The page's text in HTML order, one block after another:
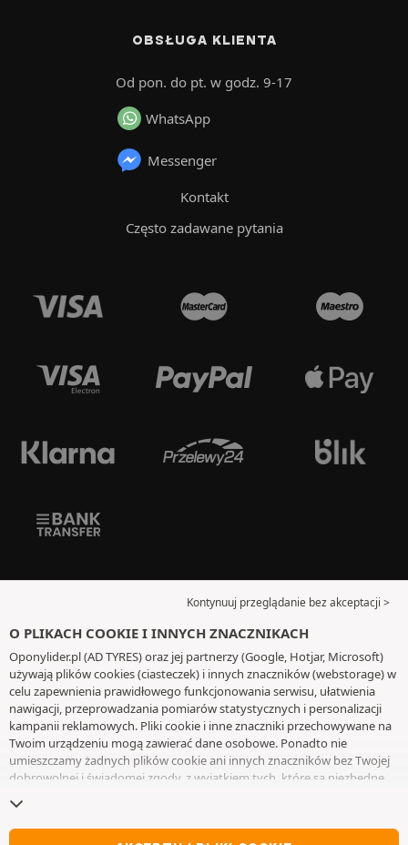
OBSŁUGA KLIENTA
Od pon. do pt. w godz. 9-17
WhatsApp
Messenger
Kontakt
Często zadawane pytania
Kontynuuj przeglądanie bez akceptacji >
O PLIKACH COOKIE I INNYCH ZNACZNIKACH
Oponylider.pl (AD TYRES) oraz jej partnerzy (Google, Hotjar, Microsoft)
używają plików cookies (ciasteczek) i innych znaczników (webstorage) w
celu zapewnienia prawidłowego funkcjonowania serwisu, ułatwienia
nawigacji, przeprowadzania pomiarów statystycznych i personalizacji
kampanii reklamowych. Pliki cookie i inne znaczniki przechowywane na
Twoim urządzeniu mogą zawierać dane osobowe. Ponadto nie
umieszczamy żadnych plików cookie ani innych znaczników bez Twojej
dobrowolnej i świadomej zgody, z wyjątkiem tych, które są niezbędne
wycofać swoją zgodę w dowolnym momencie, przechodząc do
plikami cookie i innymi znacznikami. Możesz kontynuować przeglądanie